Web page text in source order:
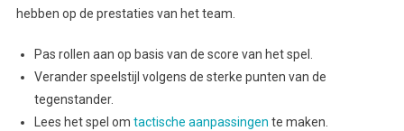
hebben op de prestaties van het team.
Pas rollen aan op basis van de score van het spel.
Verander speelstijl volgens de sterke punten van de
tegenstander.
Lees het spel om tactische aanpassingen te maken.